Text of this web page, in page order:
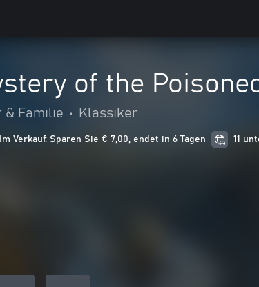
of the
& Familie • Klassiker
Im Verkauf: Sparen Sie € 7,00, endet in 6 Tagen 11